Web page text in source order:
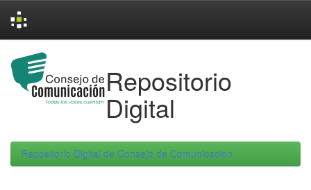
navigation
Repositorio
Digital
Repositorio Digital de Consejo de Comunicacion